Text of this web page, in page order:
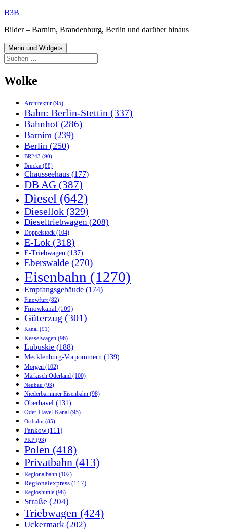
Zum
springen
B3B
Bilder – Barnim, Brandenburg, Berlin und darüber hinaus
Menü und Widgets
Suchen
nach:
Wolke
Architektur (95)
Bahn: Berlin-Stettin (337)
Bahnhof(286)
Barnim (239)
Berlin (250)
BR243 (90)
Brücke (88)
Chausseehaus (177)
DB AG (387)
Diesel (642)
Diesellok (329)
Dieseltriebwagen (208)
Doppelstock (104)
E-Lok (318)
E-Triebwagen (137)
Eberswalde (270)
Eisenbahn (1270)
Empfangsgebäude (174)
Finowfurt (82)
Finowkanal (109)
Güterzug (301)
Kanal (91)
Kesselwagen (96)
Lubuskie (188)
Mecklenburg-Vorpommern (139)
Morgen (102)
Märkisch Oderland (100)
Neubau (93)
Niederbarnimer Eisenbahn (98)
Oberhavel (131)
Oder-Havel-Kanal (95)
Ostbahn (85)
Pankow(111)
PKP (93)
Polen (418)
Privatbahn (413)
Regionalbahn (102)
Regionalexpress (117)
Regioshuttle (98)
Straße (204)
Triebwagen (424)
Uckermark (202)